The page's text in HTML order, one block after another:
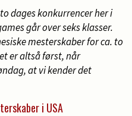
dages konkurrencer her i
går over seks klasser.
mesterskaber for ca. to
er altså først, når
at vi kender det
i USA